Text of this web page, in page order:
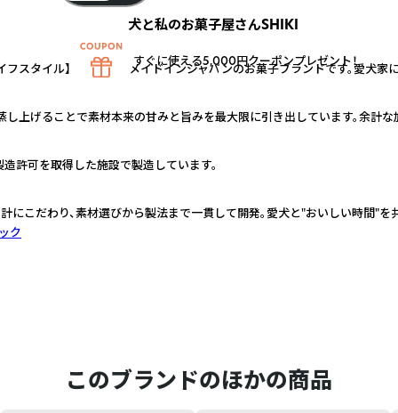
犬と私のお菓子屋さんSHIKI
スタイル】を提案するメイドインジャパンのお菓子ブランドです。愛犬家
上げることで素材本来の甘みと旨みを最大限に引き出しています。余計な
許可を取得した施設で製造しています。
こだわり、素材選びから製法まで一貫して開発。愛犬と"おいしい時間"を
ク
このブランドのほかの商品
すぐに使える5,000円クーポンプレゼント！